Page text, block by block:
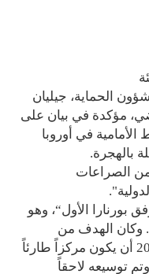
الحماية، جيليان
مؤكدة في بيان على
في أوروبا
بالهجرة.
الصراعات
بورنارا الأول“، وهو
وكان الهدف من
المركز الذي تم تشييده في عام 2014 أن يكون مركزاً طارئاً
إلى 400 شخص، وتم توسيعه لاحقاً